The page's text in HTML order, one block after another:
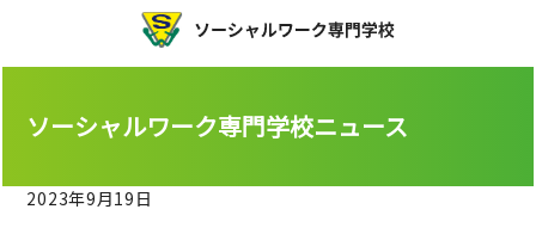
ソーシャルワーク専門学校ニュース
2023年9月19日